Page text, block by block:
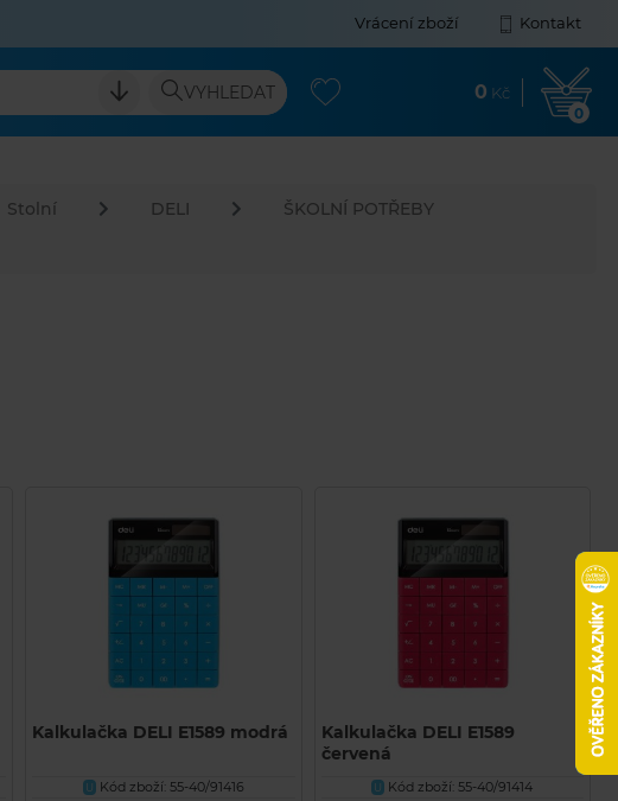
Vrácení zboží Kontakt
VYHLEDAT 0 Kč
0
Stolní DELI
ŠKOLNÍ POTŘEBY
Kalkulačka DELI E1589 modrá
U Kód zboží: 55-40/91416
Kalkulačka DELI E1589
červená
U
Kód zboží: 55-40/91414